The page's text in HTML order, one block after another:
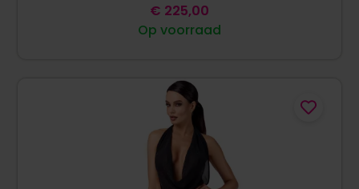
Op voorraad
€ 225,00